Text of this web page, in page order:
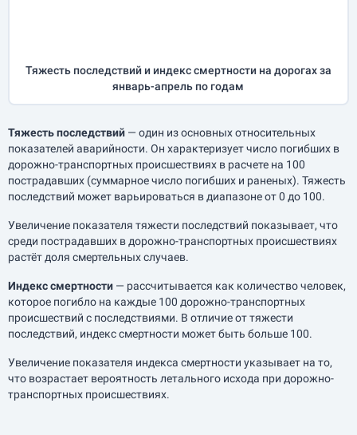
Тяжесть последствий и индекс смертности на дорогах за
январь-апрель по годам
Тяжесть последствий — один из основных относительных
показателей аварийности. Он характеризует число погибших в
дорожно-транспортных происшествиях в расчете на 100
пострадавших (суммарное число погибших и раненых). Тяжесть
последствий может варьироваться в диапазоне от 0 до 100.
Увеличение показателя тяжести последствий показывает, что
среди пострадавших в дорожно-транспортных происшествиях
растёт доля смертельных случаев.
Индекс смертности — рассчитывается как количество человек,
которое погибло на каждые 100 дорожно-транспортных
происшествий с последствиями. В отличие от тяжести
последствий, индекс смертности может быть больше 100.
Увеличение показателя индекса смертности указывает на то,
что возрастает вероятность летального исхода при дорожно-
транспортных происшествиях.